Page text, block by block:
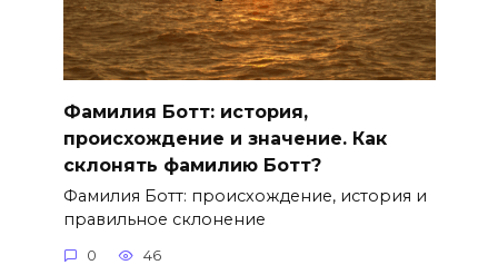
Фамилия Ботт: история,
происхождение и значение. Как
склонять фамилию Ботт?
Фамилия Ботт: происхождение, история и
правильное склонение
0 46